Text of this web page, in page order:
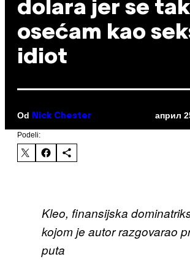
dolara jer se
osećam kao
idiot
Od Nick Chester април
Podeli:
Kleo, finansijska
kojom je autor razgovarao
puta